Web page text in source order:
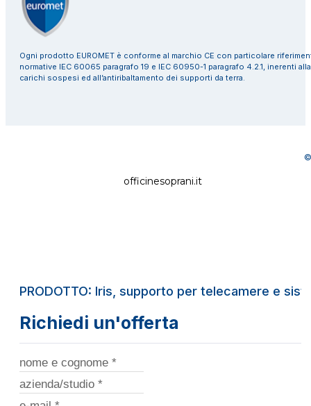
Ogni prodotto EUROMET è conforme al marchio CE con particolare
normative IEC 60065 paragrafo 19 e IEC 60950-1 paragrafo 4.2.1, inerenti
carichi sospesi ed all’antiribaltamento dei supporti da terra.
©
officinesoprani.it
PRODOTTO: Iris, supporto per telecamere e
Richiedi un'offerta